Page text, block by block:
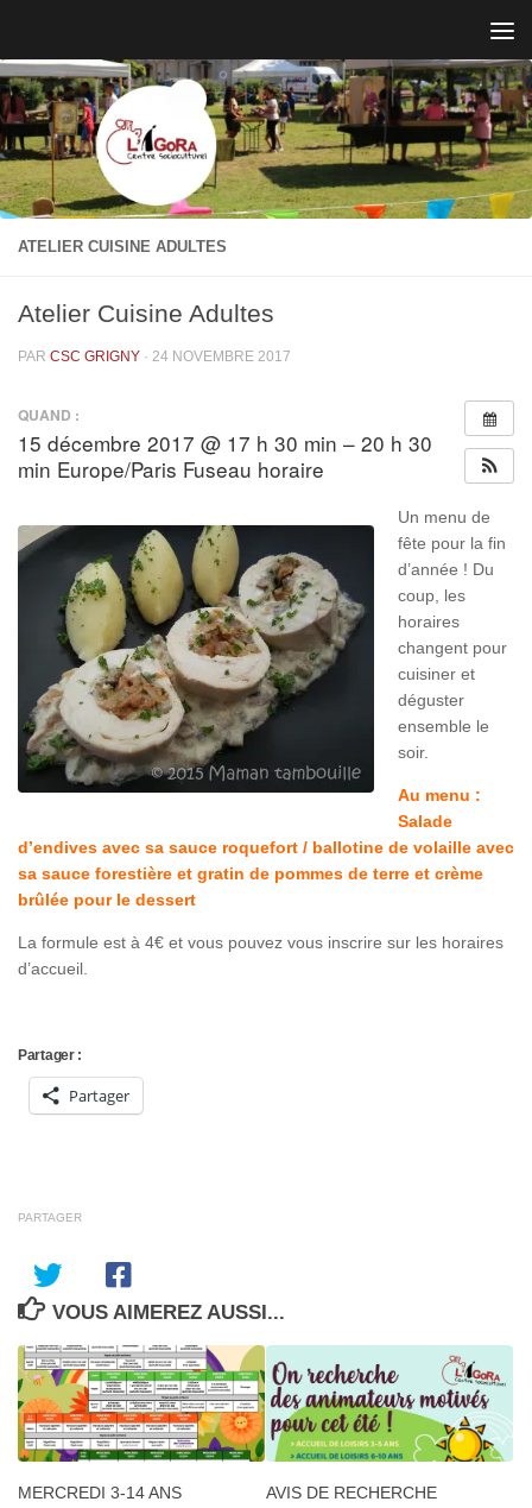
ATELIER CUISINE ADULTES
Atelier Cuisine Adultes
PAR CSC GRIGNY · 24 NOVEMBRE 2017
QUAND :
15 décembre 2017 @ 17 h 30 min – 20 h 30
min Europe/Paris Fuseau horaire
Un menu de
fête pour la fin
d’année ! Du
coup, les
horaires
changent pour
cuisiner et
déguster
ensemble le
soir.
Au menu :
Salade
d’endives avec sa sauce roquefort / ballotine de volaille avec
sa sauce forestière et gratin de pommes de terre et crème
brûlée pour le dessert
La formule est à 4€ et vous pouvez vous inscrire sur les horaires
d’accueil.
Partager :
Partager
PARTAGER
VOUS AIMEREZ AUSSI...
MERCREDI 3-14 ANS
AVIS DE RECHERCHE